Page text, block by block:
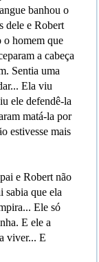
banhou o
dele e Robert
o homem que
a cabeça
Sentia uma
Ela viu
ele defendê-la
matá-la por
estivesse mais
e Robert não
sabia que ela
Ele só
E ele a
viver... E